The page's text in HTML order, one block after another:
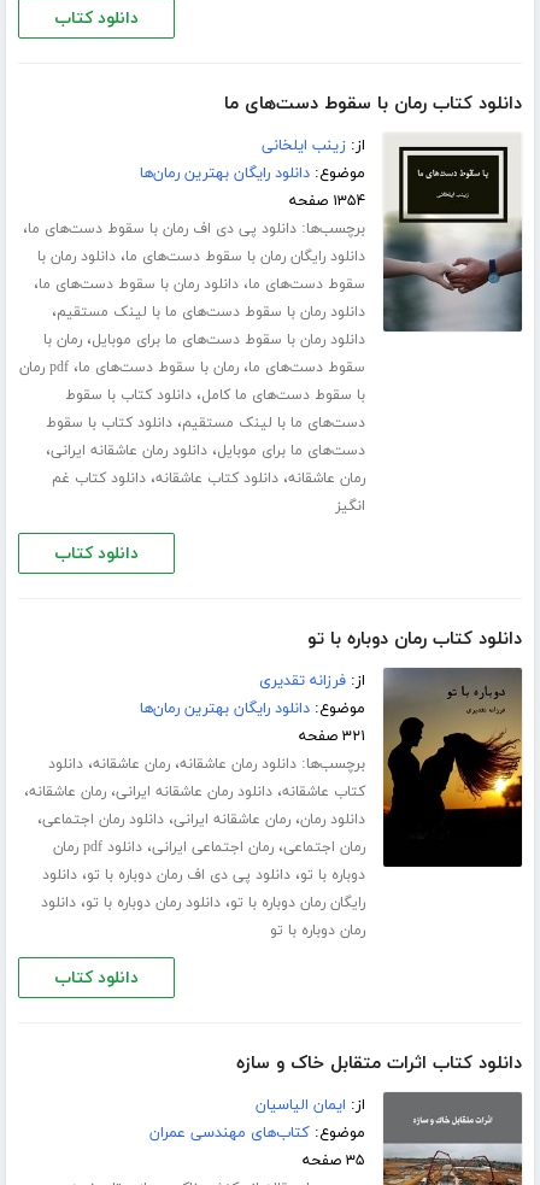
دانلود کتاب
دانلود کتاب رمان با سقوط دست‌های ما
از:زینب ایلخانی
موضوع:دانلود رایگان بهترین رمان‌ها
۱۳۵۴ صفحه
برچسب‌ها:دانلود پی دی اف رمان با سقوط دست‌های ما،
دانلود رایگان رمان با سقوط دست‌های ما،دانلود رمان با
سقوط دست‌های ما،دانلود رمان با سقوط دست‌های ما،
دانلود رمان با سقوط دست‌های ما با لینک مستقیم،
دانلود رمان با سقوط دست‌های ما برای موبایل،رمان با
سقوط دست‌های ما،رمان با سقوط دست‌های ما،
pdf رمان
با سقوط دست‌های ما کامل،دانلود کتاب با سقوط
دست‌های ما با لینک مستقیم،دانلود کتاب با سقوط
دست‌های ما برای موبایل،دانلود رمان عاشقانه ایرانی،
رمان عاشقانه،دانلود کتاب عاشقانه،دانلود کتاب غم
انگیز
دانلود کتاب
دانلود کتاب رمان دوباره با تو
از:فرزانه تقدیری
موضوع:دانلود رایگان بهترین رمان‌ها
۳۲۱ صفحه
برچسب‌ها:دانلود رمان عاشقانه،رمان عاشقانه،دانلود
کتاب عاشقانه،دانلود رمان عاشقانه ایرانی،رمان عاشقانه،
دانلود رمان،رمان عاشقانه ایرانی،دانلود رمان اجتماعی،
رمان اجتماعی،رمان اجتماعی ایرانی،
دانلود pdf رمان
دوباره با تو،دانلود پی دی اف رمان دوباره با تو،دانلود
رایگان رمان دوباره با تو،دانلود رمان دوباره با تو،دانلود
رمان دوباره با تو
دانلود کتاب
دانلود کتاب اثرات متقابل خاک و سازه
از: ایمان الیاسیان
موضوع:کتاب‌های مهندسی عمران
۳۵ صفحه